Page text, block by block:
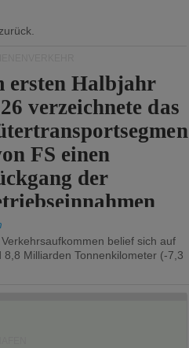
ersten Halbjahr
verzeichnete das
FS einen
der
2,7 %.
Verkehrsaufkommen belief sich auf
8,8 Milliarden Tonnenkilometer (-7,3